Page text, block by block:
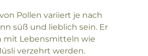
Pollen variiert je nach
süß und lieblich sein. Er
mit Lebensmitteln wie
verzehrt werden.